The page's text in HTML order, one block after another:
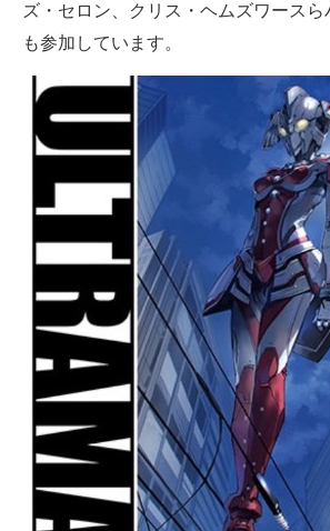
ズ・セロン、クリス・ヘムズワース
も参加しています。